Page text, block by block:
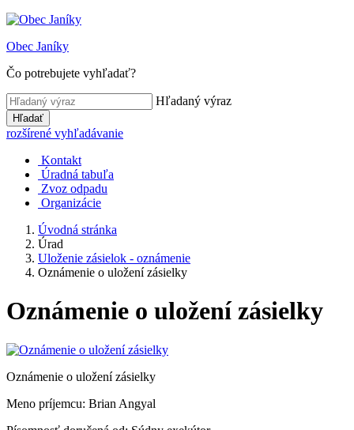
Obec Janíky
Čo potrebujete vyhľadať?
Hľadaný výraz
Hľadať
rozšírené vyhľadávanie
Kontakt
Úradná tabuľa
Zvoz odpadu
Organizácie
Úvodná stránka
Úrad
Uloženie zásielok - oznámenie
Oznámenie o uložení zásielky
Oznámenie o uložení zásielky
Oznámenie o uložení zásielky
Meno príjemcu: Brian Angyal